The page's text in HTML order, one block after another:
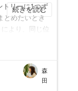
トリーに1つず
とめたいとき
より、同じ位
続きを読む
森
田